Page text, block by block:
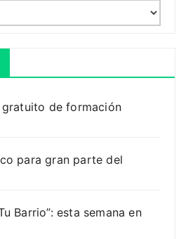
de formación
para gran parte del
Barrio”: esta semana en